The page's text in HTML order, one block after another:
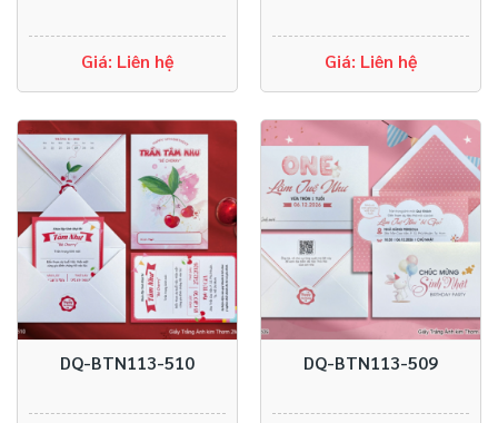
Giá: Liên hệ Giá: Liên hệ
DQ-BTN113-510 DQ-BTN113-509